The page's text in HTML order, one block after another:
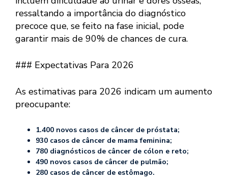
ressaltando a importância do diagnóstico
precoce que, se feito na fase inicial, pode
garantir mais de 90% de chances de cura.
### Expectativas Para 2026
As estimativas para 2026 indicam um aumento
preocupante:
1.400 novos casos de câncer de próstata;
930 casos de câncer de mama feminina;
780 diagnósticos de câncer de cólon e reto;
490 novos casos de câncer de pulmão;
280 casos de câncer de estômago.